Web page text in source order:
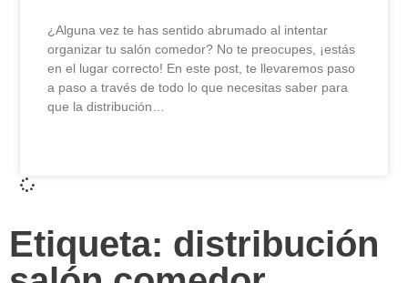
¿Alguna vez te has sentido abrumado al intentar
organizar tu salón comedor? No te preocupes, ¡estás
en el lugar correcto! En este post, te llevaremos paso
a paso a través de todo lo que necesitas saber para
que la distribución…
Etiqueta: distribución